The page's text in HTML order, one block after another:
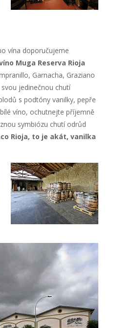
vína doporučujeme
Muga Reserva Rioja
Garnacha, Graziano
jedinečnou chutí
s podtóny vanilky, pepře
víno, ochutnejte příjemně
symbiózu chutí odrůd
Rioja, to je akát, vanilka